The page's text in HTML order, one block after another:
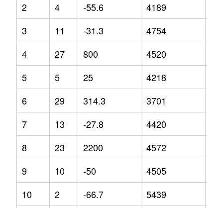
2
4 -55.6 4189
3
11 -31.3 4754
4
27 800 4520
5
5 25 4218
6
29 314.3 3701
7
13 -27.8 4420
8
23 2200 4572
9
10 -50 4505
10
2 -66.7 5439